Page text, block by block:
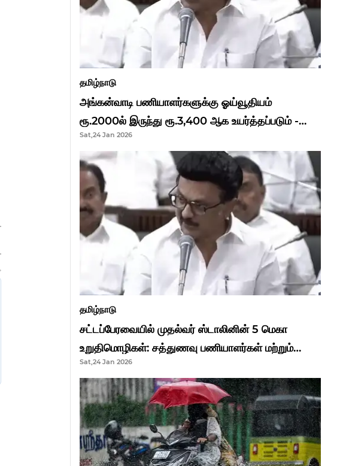
தமிழ்நாடு
அங்கன்வாடி பணியாளர்களுக்கு ஓய்வூதியம்
ரூ.2000ல் இருந்து ரூ.3,400 ஆக உயர்த்தப்படும் -
முதல்வர் மு.க.ஸ்டாலின்..!
Sat,24 Jan 2026
தமிழ்நாடு
சட்டப்பேரவையில் முதல்வர் ஸ்டாலினின் 5 மெகா
உறுதிமொழிகள்: சத்துணவு பணியாளர்கள் மற்றும்
ஆசிரியர்களுக்கு ஜாக்பாட்!
Sat,24 Jan 2026